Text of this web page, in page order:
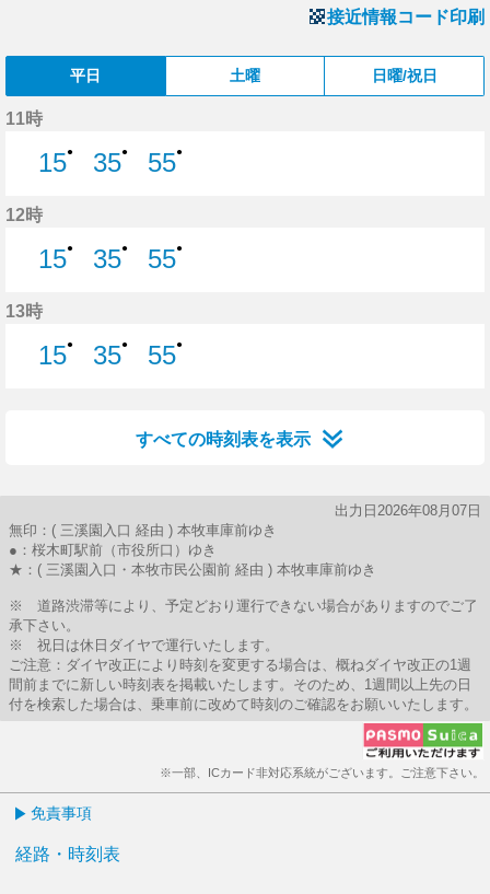
接近情報コード印刷
平日 土曜 日曜/祝日
11時
15●
35●
55●
12時
15●
35●
55●
13時
15●
35●
55●
すべての時刻表を表示
出力日2026年08月07日
無印：( 三溪園入口 経由 ) 本牧車庫前ゆき
●：桜木町駅前（市役所口）ゆき
★：( 三溪園入口・本牧市民公園前 経由 ) 本牧車庫前ゆき
※ 道路渋滞等により、予定どおり運行できない場合がありますのでご了
承下さい。
※ 祝日は休日ダイヤで運行いたします。
ご注意：ダイヤ改正により時刻を変更する場合は、概ねダイヤ改正の1週
間前までに新しい時刻表を掲載いたします。そのため、1週間以上先の日
付を検索した場合は、乗車前に改めて時刻のご確認をお願いいたします。
※一部、ICカード非対応系統がございます。ご注意下さい。
免責事項
経路・時刻表